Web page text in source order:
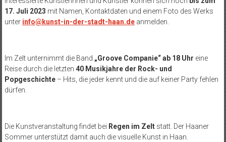
17. Juli 2023 mit Namen, Kontaktdaten und einem Foto des Werks
unter info@kunst-in-der-stadt-haan.deanmelden.
Im Zelt unternimmt die Band „Groove Companie“ ab 18 Uhr eine
Reise durch die letzten 40 Musikjahre der Rock- und
Popgeschichte– Hits, die jeder kennt und die auf keiner Party fehlen
dürfen.
Die Kunstveranstaltung findet bei Regen im Zeltstatt. Der Haaner
Sommer unterstützt damit auch die visuelle Kunst in Haan.